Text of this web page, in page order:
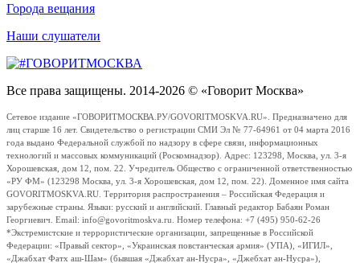
Города вещания
Наши слушатели
Все права защищены. 2014-2026 © «Говорит Москва»
Сетевое издание «ГОВОРИТМОСКВА.РУ/GOVORITMOSKVA.RU». Предназначено для
лиц старше 16 лет. Свидетельство о регистрации СМИ Эл № 77-64961 от 04 марта 2016
года выдано Федеральной службой по надзору в сфере связи, информационных
технологий и массовых коммуникаций (Роскомнадзор). Адрес: 123298, Москва, ул. 3-я
Хорошевская, дом 12, пом. 22. Учредитель Общество с ограниченной ответственностью
«РУ ФМ» (123298 Москва, ул. 3-я Хорошевская, дом 12, пом. 22). Доменное имя сайта
GOVORITMOSKVA.RU. Территория распространения – Российская Федерация и
зарубежные страны. Языки: русский и английский. Главный редактор Бабаян Роман
Георгиевич. Email: info@govoritmoskva.ru. Номер телефона: +7 (495) 950-62-26
*Экстремистские и террористические организации, запрещенные в Российской
Федерации: «Правый сектор», «Украинская повстанческая армия» (УПА), «ИГИЛ»,
«Джабхат Фатх аш-Шам» (бывшая «Джабхат ан-Нусра», «Джебхат ан-Нусра»),